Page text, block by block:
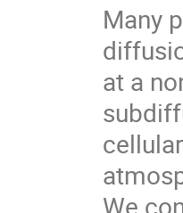
Many
at a
We